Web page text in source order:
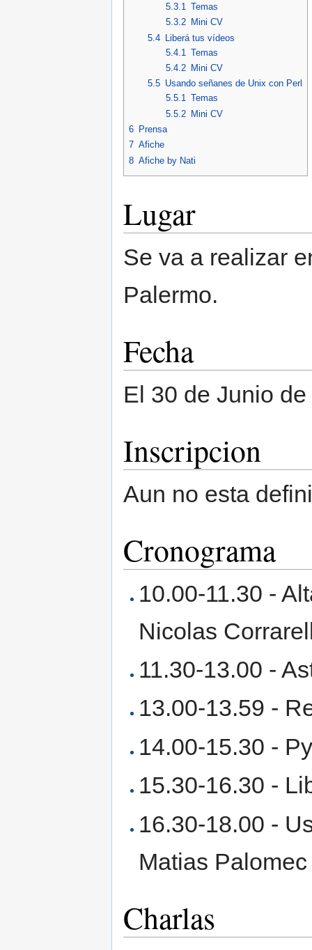
5.3.1
Temas
5.3.2 Mini CV
5.4 Liberá tus vídeos
5.4.1
Temas
5.4.2 Mini CV
5.5 Usando señanes de Unix con Perl
5.5.1 Temas
5.5.2 Mini CV
6 Prensa
7 Afiche
8 Afiche by Nati
Lugar
Se va a realizar
Palermo.
Fecha
El 30 de Junio
Inscripcion
Aun no esta
Cronograma
10.00-11.30 -
Nicolas
11.30-13.00 -
13.00-13.59 -
14.00-15.30 -
15.30-16.30 -
16.30-18.00 -
Matias Palomec
Charlas